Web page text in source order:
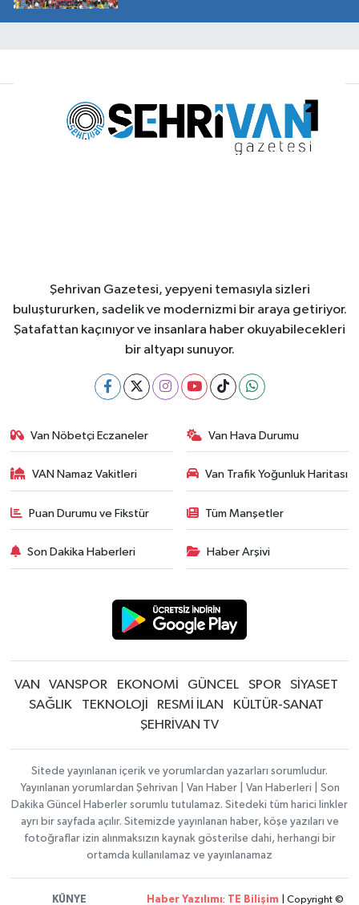
Şehrivan Gazetesi, yepyeni temasıyla sizleri
buluştururken, sadelik ve modernizmi bir araya getiriyor.
Şatafattan kaçınıyor ve insanlara haber okuyabilecekleri
bir altyapı sunuyor.
Van Nöbetçi Eczaneler Van Hava Durumu
VAN Namaz Vakitleri Van Trafik Yoğunluk Haritası
Puan Durumu ve Fikstür Tüm Manşetler
Son Dakika Haberleri Haber Arşivi
VAN VANSPOR EKONOMİ GÜNCEL SPOR
SİYASET
SAĞLIK
TEKNOLOJİ RESMİ İLAN
KÜLTÜR-SANAT
ŞEHRİVAN TV
Sitede yayınlanan içerik ve yorumlardan yazarları sorumludur.
Yayınlanan yorumlardan Şehrivan | Van Haber | Van Haberleri | Son
Dakika Güncel Haberler sorumlu tutulamaz. Sitedeki tüm harici linkler
ayrı bir sayfada açılır. Sitemizde yayınlanan haber, köşe yazıları ve
fotoğraflar izin alınmaksızın kaynak gösterilse dahi, herhangi bir
ortamda kullanılamaz ve yayınlanamaz
KÜNYE Haber Yazılımı: TE Bilişim | Copyright ©